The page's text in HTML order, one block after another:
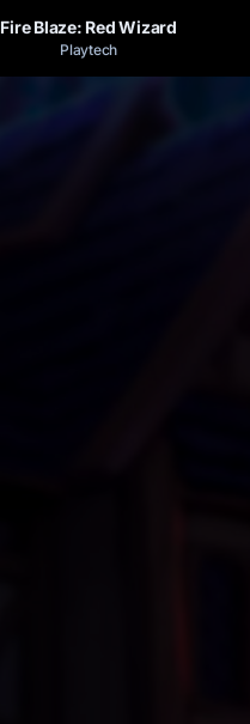
Fire Blaze: Red Wizard
Playtech